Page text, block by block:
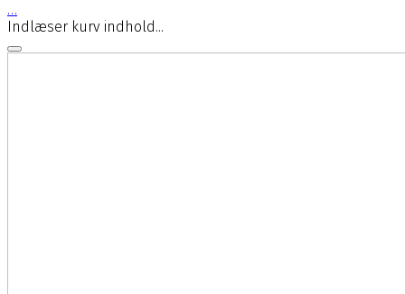
…
Indlæser kurv indhold...